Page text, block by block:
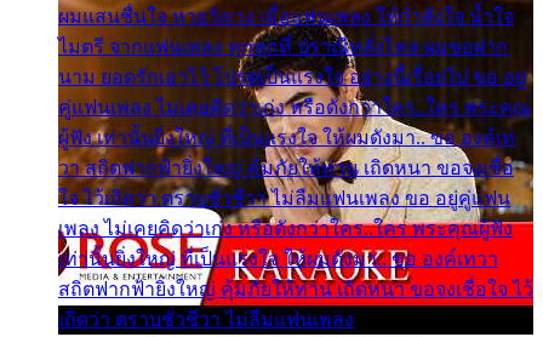
ผมแสนชื่นใจ หายวังเวง เมื่อแฟนเพลง ให้กำลังใจ น้ำใจ
ไมตรี จากแฟนเพลง ทุกทุกที่ ปราณีหลั่งไหล ผมขอฝาก
นาม ยอดรักเอาไว้ โปรดเป็นแรงใจ อย่างนี้เรื่อยไป ขอ อยู่
คู่แฟนเพลง ไม่เคยคิดว่าเก่ง หรือดังกว่าใคร..ใคร พระคุณ
ผู้ฟัง เท่านั้นยิ่งใหญ่ ที่เป็นแรงใจ ให้ผมดังมา.. ขอ องค์เท
วา สถิตฟากฟ้ายิ่งใหญ่ คุ้มภัยให้ท่าน เถิดหนา ขอจงเชื่อ
ใจ ไว้เถิดว่า ตราบชั่วชีวา ไม่ลืมแฟนเพลง ขอ อยู่คู่แฟน
เพลง ไม่เคยคิดว่าเก่ง หรือดังกว่าใคร..ใคร พระคุณผู้ฟัง
เท่านั้นยิ่งใหญ่ ที่เป็นแรงใจ ให้ผมดังมา.. ขอ องค์เทวา
สถิตฟากฟ้ายิ่งใหญ่ คุ้มภัยให้ท่าน เถิดหนา ขอจงเชื่อใจ ไว้
เถิดว่า ตราบชั่วชีวา ไม่ลืมแฟนเพลง